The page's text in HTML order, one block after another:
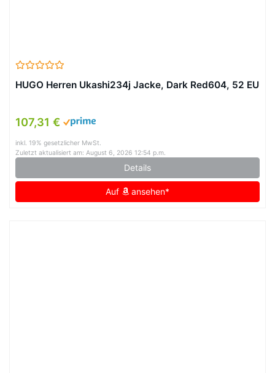
HUGO Herren Ukashi234j Jacke, Dark Red604, 52 EU
107,31 €
inkl. 19% gesetzlicher MwSt.
Zuletzt aktualisiert am: August 6, 2026 12:54 p.m.
Details
Auf ansehen*